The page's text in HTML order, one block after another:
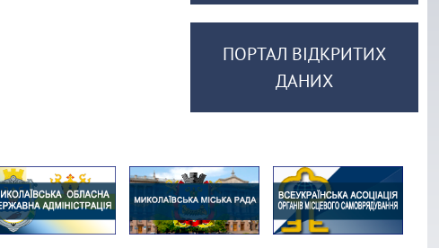
ПОРТАЛ ВІДКРИТИХ
ДАНИХ